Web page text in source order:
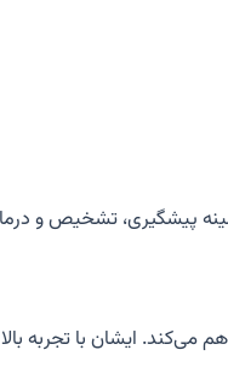
پیشگیری، تشخیص و
می‌کند. ایشان با